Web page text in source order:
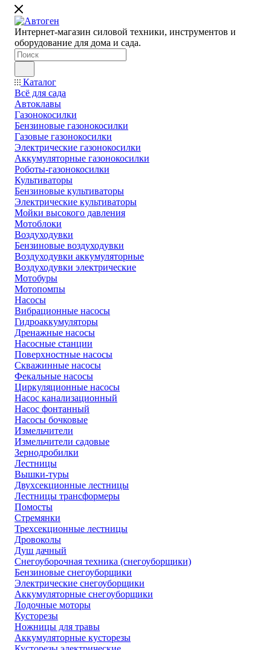
Интернет-магазин силовой техники, инструментов и
оборудование для дома и сада.
Каталог
Всё для сада
Автоклавы
Газонокосилки
Бензиновые газонокосилки
Газовые газонокосилки
Электрические газонокосилки
Аккумуляторные газонокосилки
Роботы-газонокосилки
Культиваторы
Бензиновые культиваторы
Электрические культиваторы
Мойки высокого давления
Мотоблоки
Воздуходувки
Бензиновые воздуходувки
Воздуходувки аккумуляторные
Воздуходувки электрические
Мотобуры
Мотопомпы
Насосы
Вибрационные насосы
Гидроаккумуляторы
Дренажные насосы
Насосные станции
Поверхностные насосы
Скважинные насосы
Фекальные насосы
Циркуляционные насосы
Насос канализационный
Насос фонтанный
Насосы бочковые
Измельчители
Измельчители садовые
Зернодробилки
Лестницы
Вышки-туры
Двухсекционные лестницы
Лестницы трансформеры
Помосты
Стремянки
Трехсекционные лестницы
Дровоколы
Душ дачный
Снегоуборочная техника (снегоуборщики)
Бензиновые снегоуборщики
Электрические снегоуборщики
Аккумуляторные снегоуборщики
Лодочные моторы
Кусторезы
Ножницы для травы
Аккумуляторные кусторезы